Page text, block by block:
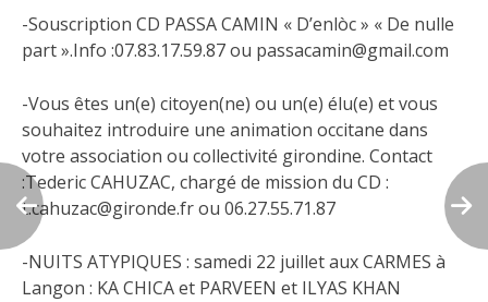
-Souscription CD PASSA CAMIN « D’enlòc » « De nulle
part ».Info :07.83.17.59.87 ou passacamin@gmail.com
-Vous êtes un(e) citoyen(ne) ou un(e) élu(e) et vous
souhaitez introduire une animation occitane dans
votre association ou collectivité girondine. Contact
:Tederic CAHUZAC, chargé de mission du CD :
t.cahuzac@gironde.fr ou 06.27.55.71.87
-NUITS ATYPIQUES : samedi 22 juillet aux CARMES à
Langon : KA CHICA et PARVEEN et ILYAS KHAN